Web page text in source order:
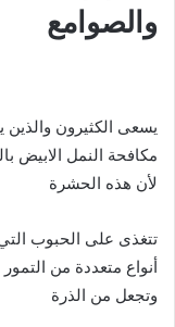
والصوامع
يسعى الكثيرون
مكافحة النمل الابيض
لأن هذه الحشرة
تتغذى على الحبوب التي
أنواع متعددة من
وتجعل من الذرة